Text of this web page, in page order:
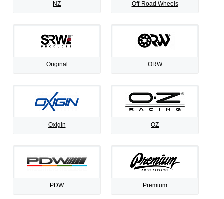
NZ Off-Road Wheels
Original ORW
Oxigin OZ
PDW Premium